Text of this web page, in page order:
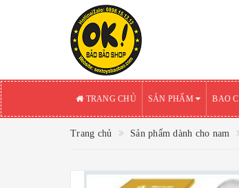
TRANG CHỦ SẢN PHẨM BAO
Trang chủ Sản phẩm dành cho nam